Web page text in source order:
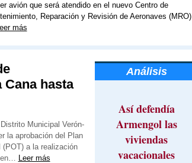
avión que será atendido en el nuevo Centro de
Reparación y Revisión de Aeronaves (MRO)
más
hasta
Municipal Verón-
la aprobación del Plan
(POT) a la realización
Leer más
Análisis
Así defendía
Armengol las
viviendas
vacacionales